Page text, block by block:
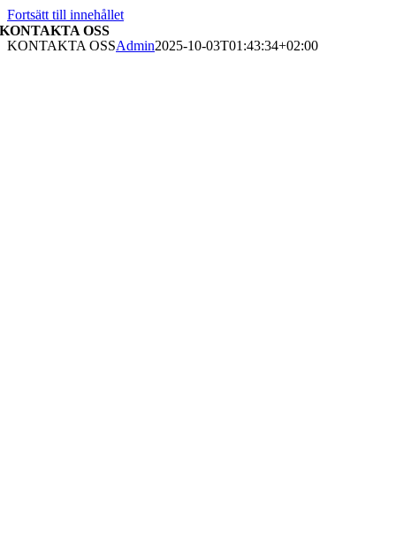
Fortsätt till innehållet
KONTAKTA OSS
KONTAKTA OSSAdmin2025-10-03T01:43:34+02:00